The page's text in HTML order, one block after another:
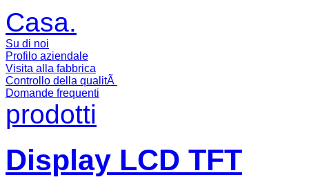
Casa.
Su di noi
Profilo aziendale
Visita alla fabbrica
Controllo della qualitÃ
Domande frequenti
prodotti
Display LCD TFT